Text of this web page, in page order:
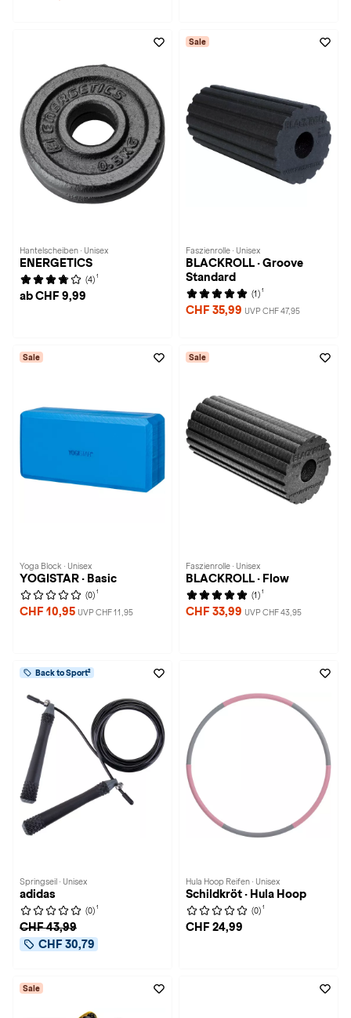
Hantelscheiben · Unisex
ENERGETICS
(4) 1
ab CHF 9,99
Sale
Faszienrolle · Unisex
BLACKROLL · Groove
Standard
(1) 1
CHF 35,99 UVP CHF 47,95
Sale
Yoga Block · Unisex
YOGISTAR · Basic
(0) 1
CHF 10,95 UVP CHF 11,95
Sale
Faszienrolle · Unisex
BLACKROLL · Flow
(1) 1
CHF 33,99 UVP CHF 43,95
Back to Sport²
Springseil · Unisex
adidas
(0) 1
CHF 43,99
CHF 30,79
Hula Hoop Reifen · Unisex
Schildkröt · Hula Hoop
(0) 1
CHF 24,99
Sale